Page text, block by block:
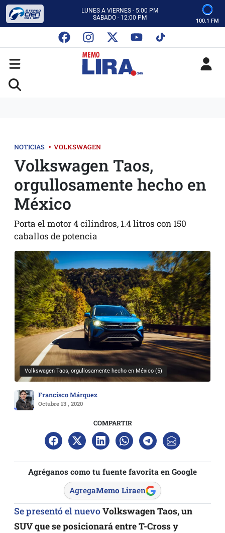
ESCUCHA AUTOS AL CIEN
CON MEMO LIRA Y SU EQUIPO
SABADO - 12:00 PM
ESCUCHA AUTOS AL CIEN
CON MEMO LIRA Y SU EQUIPO
LUNES A VIERNES - 5:00 PM
SABADO - 12:00 PM
100.1 FM
NOTICIAS • VOLKSWAGEN
Volkswagen Taos,
orgullosamente hecho en
México
Porta el motor 4 cilindros, 1.4 litros con 150
caballos de potencia
Volkswagen Taos, orgullosamente hecho en México (5)
Francisco Márquez
Octubre 13 , 2020
COMPARTIR
Agréganos como tu fuente favorita en Google
AgregaMemo Liraen
Se presentó el nuevoVolkswagen Taos, un
SUV que se posicionará entre T-Cross y